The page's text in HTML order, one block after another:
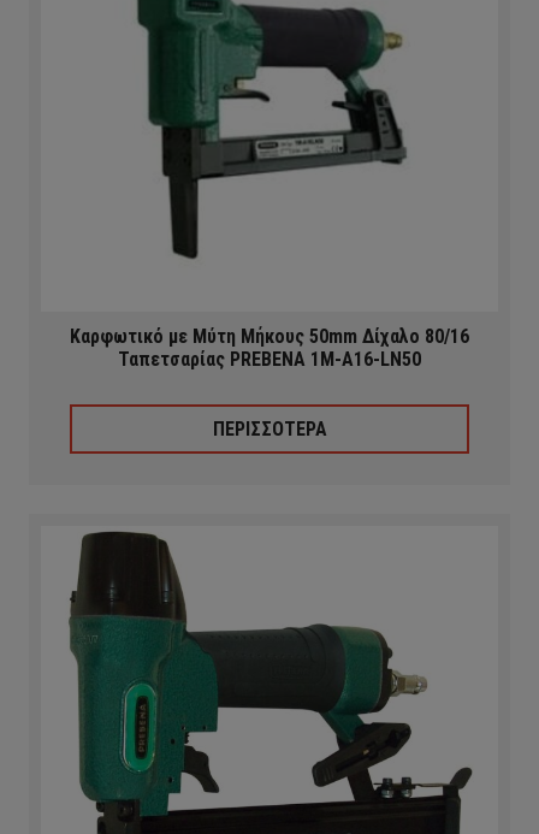
Καρφωτικό με Μύτη Μήκους 50mm Δίχαλο 80/16
Ταπετσαρίας PREBENA 1M-A16-LN50
ΠΕΡΙΣΣΟΤΕΡΑ